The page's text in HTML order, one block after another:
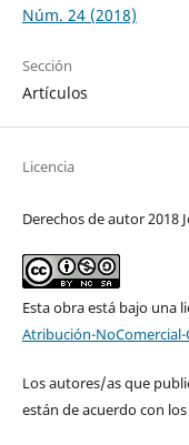
Núm. 24 (2018)
Sección
Artículos
Licencia
Derechos de autor 2018
Esta obra está bajo una
Atribución-
Los autores/as que
están de acuerdo con